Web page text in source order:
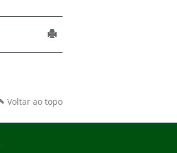
Voltar ao topo